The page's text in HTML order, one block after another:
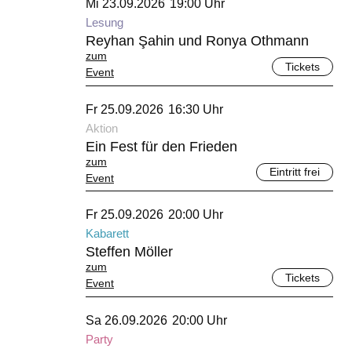
Mi 23.09.2026 19:00 Uhr
Lesung
Tickets
Reyhan Şahin und Ronya Othmann
zum
Event
September 2026
Fr 25.09.2026 16:30 Uhr
Aktion
Eintritt frei
Ein Fest für den Frieden
zum
Event
September 2026
Fr 25.09.2026 20:00 Uhr
Kabarett
Tickets
Steffen Möller
zum
Event
September 2026
Sa 26.09.2026 20:00 Uhr
Party